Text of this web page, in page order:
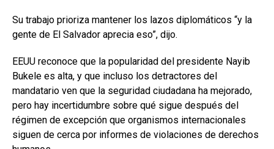
Su trabajo prioriza mantener los lazos diplomáticos “y la
gente de El Salvador aprecia eso”, dijo.
EEUU reconoce que la popularidad del presidente Nayib
Bukele es alta, y que incluso los detractores del
mandatario ven que la seguridad ciudadana ha mejorado,
pero hay incertidumbre sobre qué sigue después del
régimen de excepción que organismos internacionales
siguen de cerca por informes de violaciones de derechos